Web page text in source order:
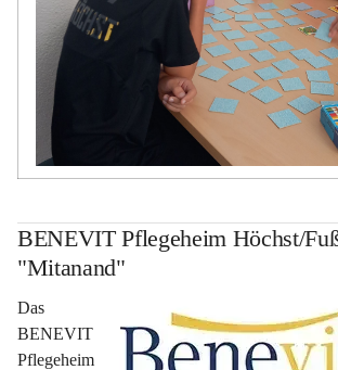
BENEVIT Pflegeheim Höchst/
"Mitanand"
Das
BENEVIT
Pflegeheim